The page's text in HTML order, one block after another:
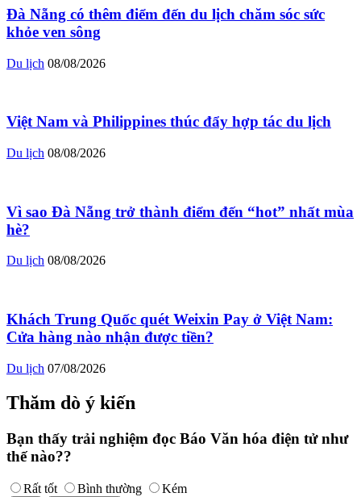
Đà Nẵng có thêm điểm đến du lịch chăm sóc sức
khỏe ven sông
Du lịch 08/08/2026
Việt Nam và Philippines thúc đẩy hợp tác du lịch
Du lịch 08/08/2026
Vì sao Đà Nẵng trở thành điểm đến “hot” nhất mùa
hè?
Du lịch 08/08/2026
Khách Trung Quốc quét Weixin Pay ở Việt Nam:
Cửa hàng nào nhận được tiền?
Du lịch 07/08/2026
Thăm dò ý kiến
Bạn thấy trải nghiệm đọc Báo Văn hóa điện tử như
thế nào??
Rất tốt Bình thường Kém